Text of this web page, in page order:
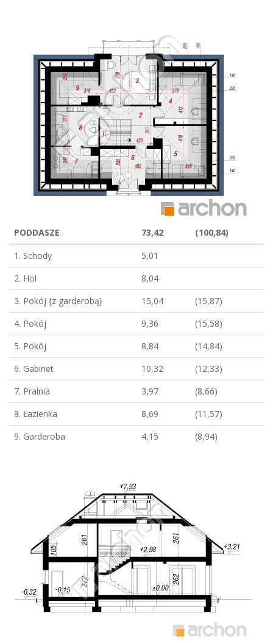
PODDASZE 73,42
(100,84)
1. Schody
5,01
2. Hol
8,04
3. Pokój {z garderobą}
15,04
(15,87)
4. Pokój
9,36
(15,58)
5. Pokój
8,84
(14,84)
6. Gabinet
10,32
(12,33)
7. Pralnia
3,97
(8,66)
8. Łazienka
8,69
(11,57)
9. Garderoba
4,15 (8,94)